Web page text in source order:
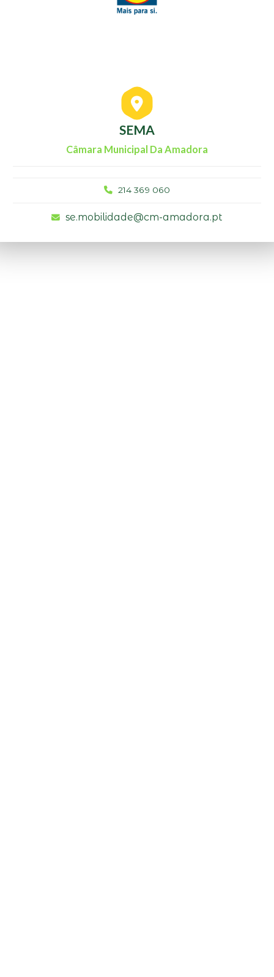
SEMA
Câmara Municipal Da Amadora
214 369 060
se.mobilidade@cm-amadora.pt